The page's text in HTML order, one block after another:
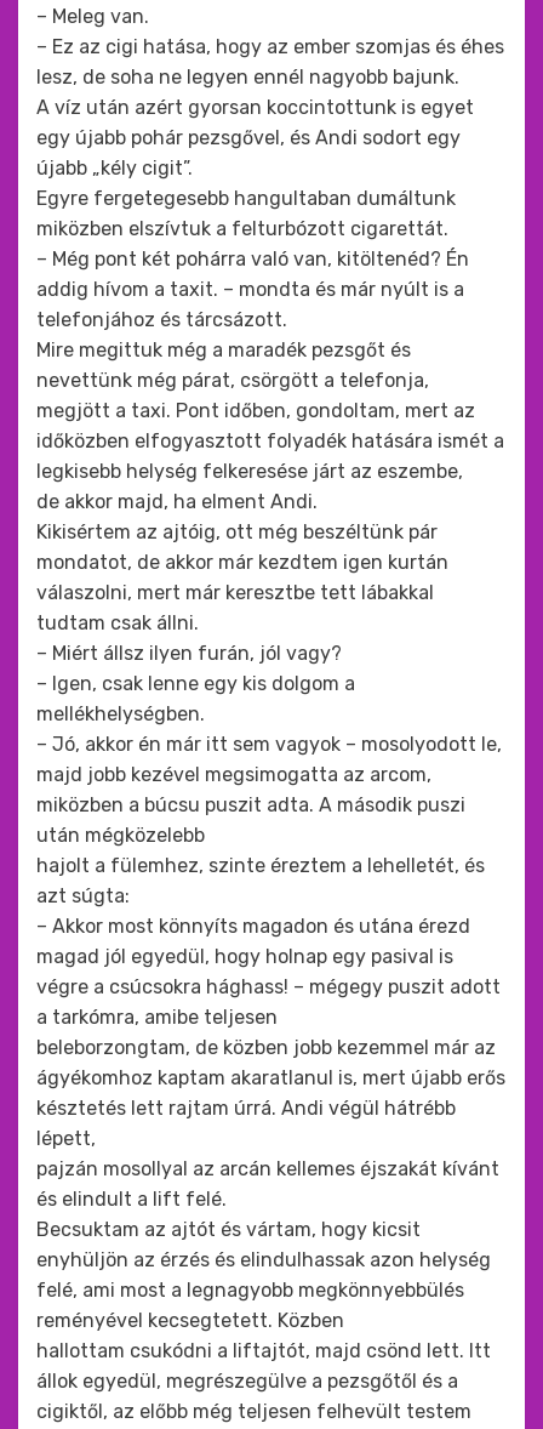
– Meleg van.
– Ez az cigi hatása, hogy az ember szomjas és éhes
lesz, de soha ne legyen ennél nagyobb bajunk.
A víz után azért gyorsan koccintottunk is egyet
egy újabb pohár pezsgővel, és Andi sodort egy
újabb „kély cigit”.
Egyre fergetegesebb hangultaban dumáltunk
miközben elszívtuk a felturbózott cigarettát.
– Még pont két pohárra való van, kitöltenéd? Én
addig hívom a taxit. – mondta és már nyúlt is a
telefonjához és tárcsázott.
Mire megittuk még a maradék pezsgőt és
nevettünk még párat, csörgött a telefonja,
megjött a taxi. Pont időben, gondoltam, mert az
időközben elfogyasztott folyadék hatására ismét a
legkisebb helység felkeresése járt az eszembe,
de akkor majd, ha elment Andi.
Kikisértem az ajtóig, ott még beszéltünk pár
mondatot, de akkor már kezdtem igen kurtán
válaszolni, mert már keresztbe tett lábakkal
tudtam csak állni.
– Miért állsz ilyen furán, jól vagy?
– Igen, csak lenne egy kis dolgom a
mellékhelységben.
– Jó, akkor én már itt sem vagyok – mosolyodott le,
majd jobb kezével megsimogatta az arcom,
miközben a búcsu puszit adta. A második puszi
után mégközelebb
hajolt a fülemhez, szinte éreztem a lehelletét, és
azt súgta:
– Akkor most könnyíts magadon és utána érezd
magad jól egyedül, hogy holnap egy pasival is
végre a csúcsokra hághass! – mégegy puszit adott
a tarkómra, amibe teljesen
beleborzongtam, de közben jobb kezemmel már az
ágyékomhoz kaptam akaratlanul is, mert újabb erős
késztetés lett rajtam úrrá. Andi végül hátrébb
lépett,
pajzán mosollyal az arcán kellemes éjszakát kívánt
és elindult a lift felé.
Becsuktam az ajtót és vártam, hogy kicsit
enyhüljön az érzés és elindulhassak azon helység
felé, ami most a legnagyobb megkönnyebbülés
reményével kecsegtetett. Közben
hallottam csukódni a liftajtót, majd csönd lett. Itt
állok egyedül, megrészegülve a pezsgőtől és a
cigiktől, az előbb még teljesen felhevült testem